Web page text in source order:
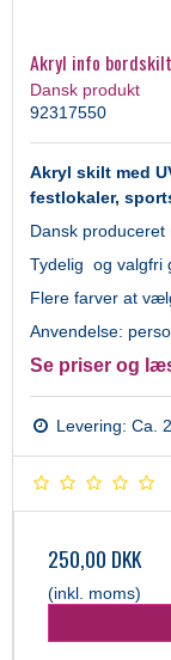
Akryl info
Dansk produkt
92317550
Akryl skilt med
festlokaler,
Dansk
Tydelig og valgfri
Flere farver at
Anvendelse:
Se priser og
Levering: Ca.
250,00 DKK
(inkl. moms)